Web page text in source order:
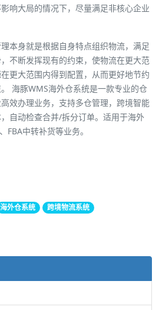
响大局的情况下，尽量满足非核心企业
本身就是根据自身特点组织物流，满足
不断发挥现有的约束，使物流在更大范
更大范围内得到配置，从而更好地节约
海豚WMS海外仓系统是一款专业的仓
效办理业务，支持多仓管理，跨境智能
自动检查合并/拆分订单。适用于海外
FBA中转补货等业务。
海外仓系统 跨境物流系统